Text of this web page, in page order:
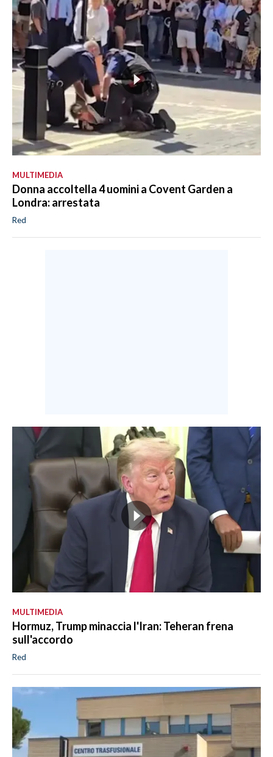
MULTIMEDIA
Donna accoltella 4 uomini a Covent Garden a
Londra: arrestata
Red
MULTIMEDIA
Hormuz, Trump minaccia l'Iran: Teheran frena
sull'accordo
Red